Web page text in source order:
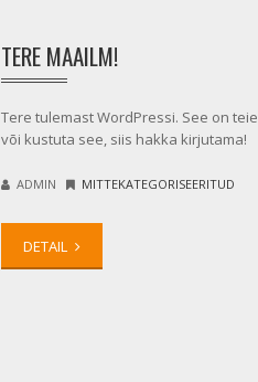
TERE MAAILM!
Tere tulemast WordPressi. See on
või kustuta see, siis hakka kirjutama!
ADMIN MITTEKATEGORISEERITUD
DETAIL